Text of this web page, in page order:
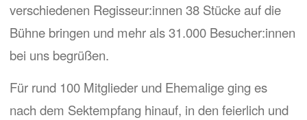
verschiedenen Regisseur:innen 38 Stücke auf die
Bühne bringen und mehr als 31.000 Besucher:innen
bei uns begrüßen.
Für rund 100 Mitglieder und Ehemalige ging es
nach dem Sektempfang hinauf, in den feierlich und